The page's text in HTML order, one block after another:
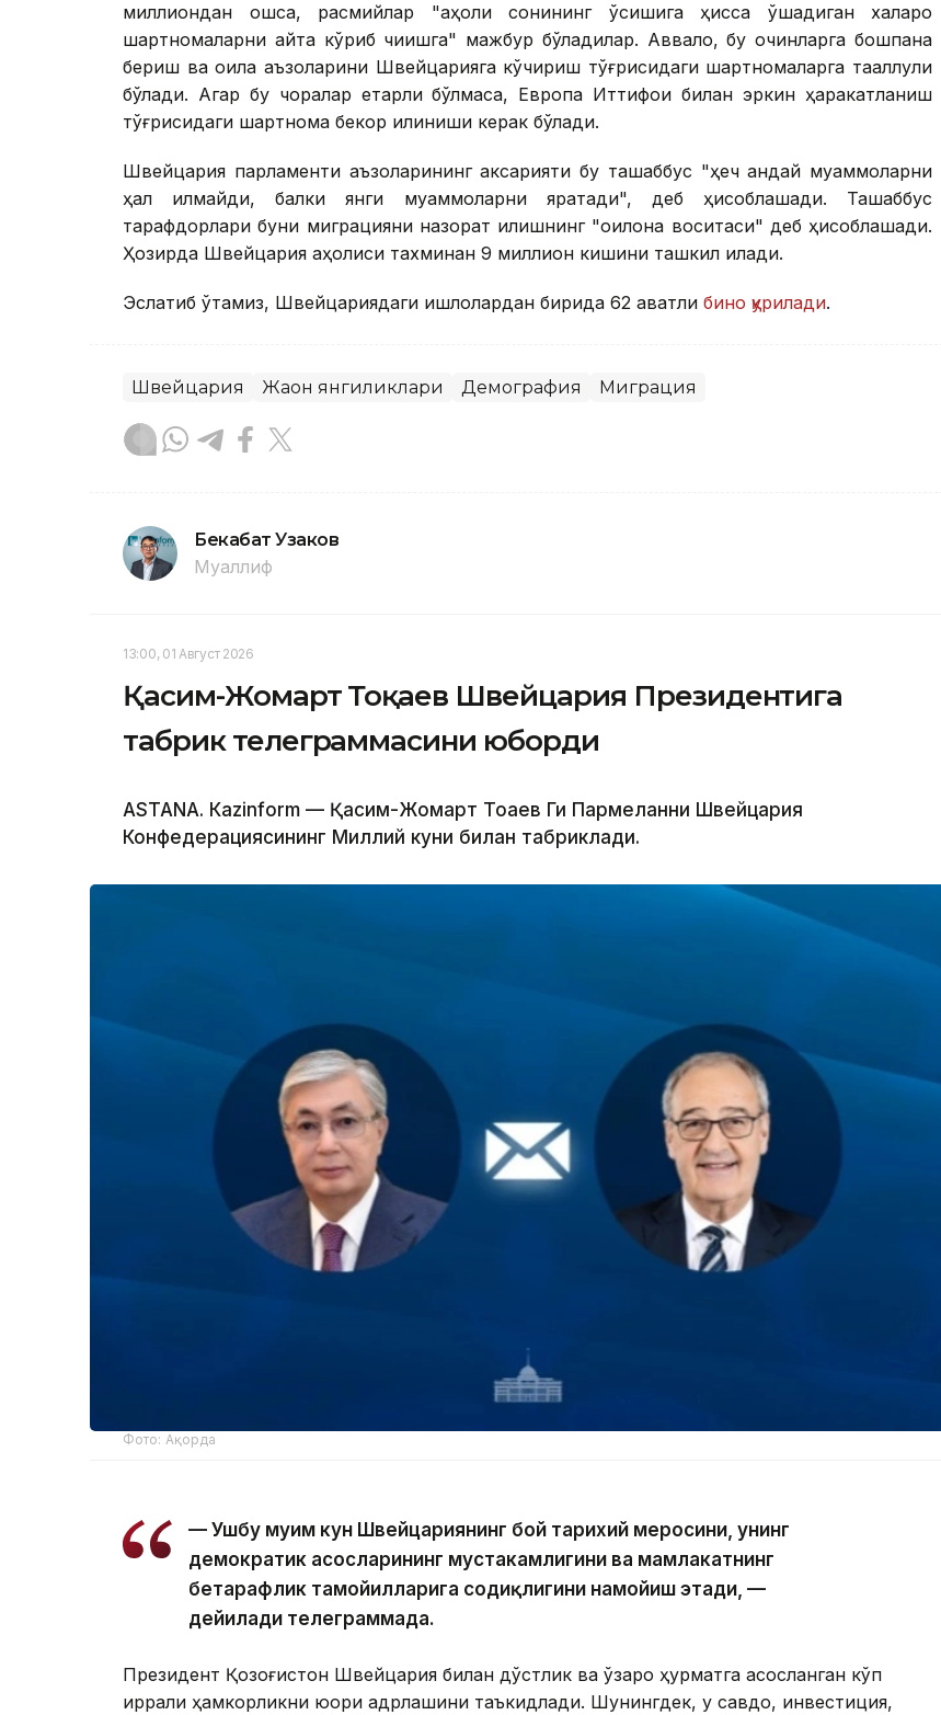
миллиондан ошса, расмийлар "аҳоли сонининг ўсишига ҳисса қўшадиган халқаро
шартномаларни қайта кўриб чиқишга" мажбур бўладилар. Аввало, бу қочқинларга бошпана
бериш ва оила аъзоларини Швейцарияга кўчириш тўғрисидаги шартномаларга тааллуқли
бўлади. Агар бу чоралар етарли бўлмаса, Европа Иттифоқи билан эркин ҳаракатланиш
тўғрисидаги шартнома бекор қилиниши керак бўлади.
Швейцария парламенти аъзоларининг аксарияти бу ташаббус "ҳеч қандай муаммоларни
ҳал қилмайди, балки янги муаммоларни яратади", деб ҳисоблашади. Ташаббус
тарафдорлари буни миграцияни назорат қилишнинг "оқилона воситаси" деб ҳисоблашади.
Ҳозирда Швейцария аҳолиси тахминан 9 миллион кишини ташкил қилади.
Эслатиб ўтамиз, Швейцариядаги қишлоқлардан бирида 62 қаватли бино қурилади.
Швейцария Жаҳон янгиликлари Демография Миграция
Бекабат Узаков
Муаллиф
13:00, 01 Август 2026
Қасим-Жомарт Тоқаев Швейцария Президентига
табрик телеграммасини юборди
ASTANА. Кazinform — Қасим-Жомарт Тоқаев Ги Пармеланни Швейцария
Конфедерациясининг Миллий куни билан табриклади.
Фото: Ақорда
— Ушбу муҳим кун Швейцариянинг бой тарихий меросини, унинг
демократик асосларининг мустаҳкамлигини ва мамлакатнинг
бетарафлик тамойилларига содиқлигини намойиш этади, —
дейилади телеграммада.
Президент Қозоғистон Швейцария билан дўстлик ва ўзаро ҳурматга асосланган кўп
қиррали ҳамкорликни юқори қадрлашини таъкидлади. Шунингдек, у савдо, инвестиция,